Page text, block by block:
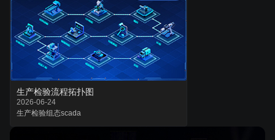
生产检验流程拓扑图
2026-06-24
生产检验组态scada